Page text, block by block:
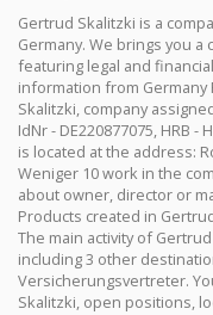
Gertrud Skalitzki is a
Germany. We brings you
featuring legal and
information from Germany
Skalitzki, company
IdNr - DE220877075, HRB
is located at the address:
Weniger 10 work in the
about owner, director or
Products created in
The main activity of
including 3 other
Versicherungsvertreter.
Skalitzki, open positions,